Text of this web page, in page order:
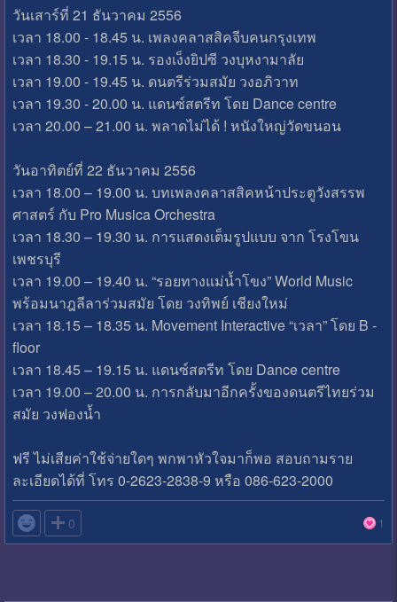
วันเสาร์ที่ 21 ธันวาคม 2556
เวลา 18.00 - 18.45 น. เพลงคลาสสิคจีบคนกรุงเทพ
เวลา 18.30 - 19.15 น. รองเง็งยิปซี วงบุหงามาลัย
เวลา 19.00 - 19.45 น. ดนตรีร่วมสมัย วงอภิวาท
เวลา 19.30 - 20.00 น. แดนซ์สตรีท โดย Dance centre
เวลา 20.00 – 21.00 น. พลาดไม่ได้ ! หนังใหญ่วัดขนอน
วันอาทิตย์ที่ 22 ธันวาคม 2556
เวลา 18.00 – 19.00 น. บทเพลงคลาสสิคหน้าประตูวังสรรพ
ศาสตร์ กับ Pro Musica Orchestra
เวลา 18.30 – 19.30 น. การแสดงเต็มรูปแบบ จาก โรงโขน
เพชรบุรี
เวลา 19.00 – 19.40 น. “รอยทางแม่น้ำโขง” World Music
พร้อมนาฎลีลาร่วมสมัย โดย วงทิพย์ เชียงใหม่
เวลา 18.15 – 18.35 น. Movement Interactive “เวลา” โดย B -
floor
เวลา 18.45 – 19.15 น. แดนซ์สตรีท โดย Dance centre
เวลา 19.00 – 20.00 น. การกลับมาอีกครั้งของดนตรีไทยร่วม
สมัย วงฟองน้ำ
ฟรี ไม่เสียค่าใช้จ่ายใดๆ พกพาหัวใจมาก็พอ สอบถามราย
ละเอียดได้ที่ โทร 0-2623-2838-9 หรือ 086-623-2000
 0 1